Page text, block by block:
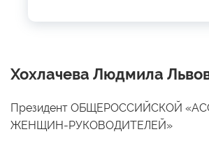
Хохлачева Людмила
Президент ОБЩЕРОССИЙСКОЙ
ЖЕНЩИН-РУКОВОДИТЕЛЕЙ»